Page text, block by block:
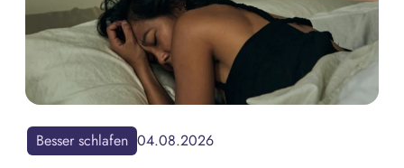
Besser schlafen 04.08.2026